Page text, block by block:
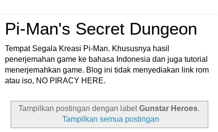
Pi-Man's Secret Dungeon
Tempat Segala Kreasi Pi-Man. Khususnya hasil
penerjemahan game ke bahasa Indonesia dan juga tutorial
menerjemahkan game. Blog ini tidak menyediakan link rom
atau iso, NO PIRACY HERE.
Tampilkan postingan dengan label Gunstar Heroes.
Tampilkan semua postingan